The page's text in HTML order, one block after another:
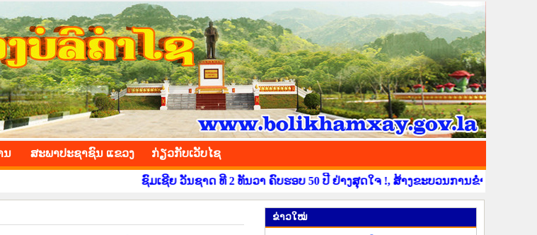
ນ ສະພາປະຊາຊົນ ແຂວງ ​ກ່ຽວ​ກັບ​ເວັບ​ໄຊ
ຊົມເຊີຍ ວັນຊາດ ທີ 2 ທັນວາ ຄົບຮອບ 50 ປີ ຢ່າງສຸດໃຈ !, ສ້າງຂະບວນການຂໍ່ານັບຮັບຕ້ອນ ວັນສ້າງ
​ຂ່າວ​ໃໝ່